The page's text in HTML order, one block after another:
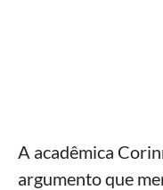
A acadêmica
argumento que